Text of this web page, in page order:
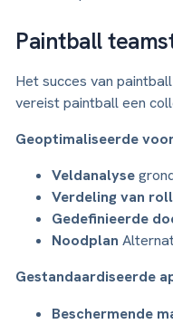
Paintball
Het succes van
vereist paintball een
Geoptimaliseerde
Veldanalyse
Verdeling van
Gedefinieerde
Noodplan
Gestandaardiseerde
Beschermende